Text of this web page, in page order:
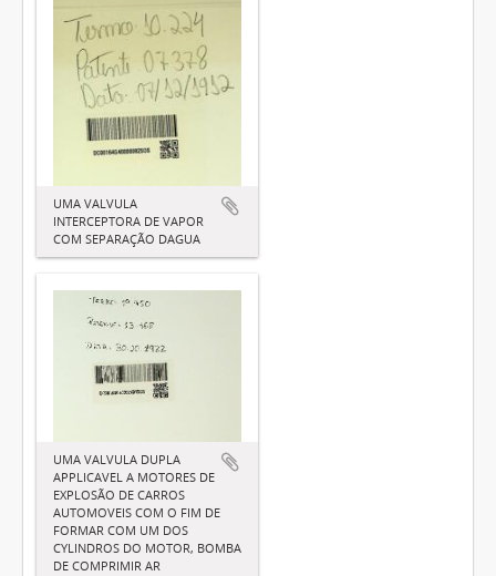
UMA VALVULA
INTERCEPTORA DE VAPOR
COM SEPARAÇÃO DAGUA
UMA VALVULA DUPLA
APPLICAVEL A MOTORES DE
EXPLOSÃO DE CARROS
AUTOMOVEIS COM O FIM DE
FORMAR COM UM DOS
CYLINDROS DO MOTOR, BOMBA
DE COMPRIMIR AR